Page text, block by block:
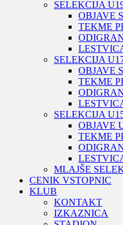
SELEKCIJA
OBJAVE
TEKME
SELEKCIJA
OBJAVE
TEKME
SELEKCIJA
OBJAVE
TEKME
MLAJŠE
CENIK VSTOPNIC
KLUB
KONTAKT
IZKAZNICA